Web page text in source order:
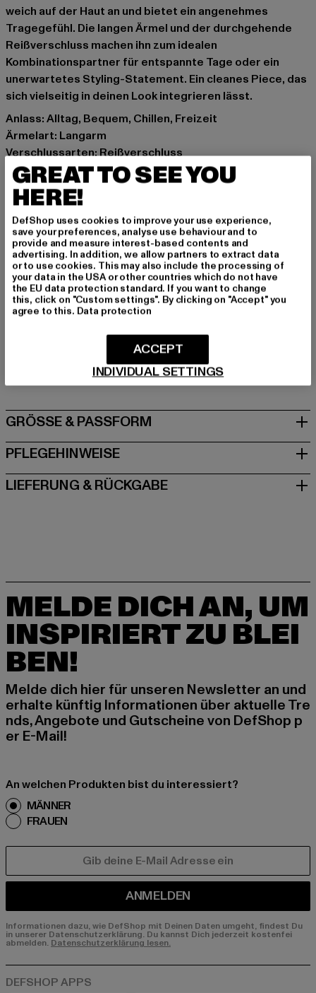
weich auf der Haut an und bietet ein angenehmes
Tragegefühl. Die langen Ärmel und der durchgehende
Reißverschluss machen ihn zum idealen
Kombinationspartner für entspannte Tage oder ein
unerwartetes Styling-Statement. Ein cleanes Piece, das
sich vielseitig in deinen Look integrieren lässt.
Anlass: Alltag, Bequem, Chillen, Freizeit
Ärmelart: Langarm
Verschlussarten: Reißverschluss
Details: Brandlogo, Rippstrickbündchen,
Einschubtaschen
Schnitt: schmal
Marke: Juicy Couture
Kat.: Sweat & Fleece - Hoodies Zipthrough
Farbe: grün
Hersteller Farbe: greyed jade
Materialzusammensetzung: 95% Polyester, 5%
Baumwolle
support@juicycouture.com
Schnellgasse 2 | 52249 Eschweiler | DE
GRÖSSE & PASSFORM
PFLEGEHINWEISE
LIEFERUNG & RÜCKGABE
MELDE DICH AN, UM
INSPIRIERT ZU BLEI
BEN!
Melde dich hier für unseren Newsletter an und
erhalte künftig Informationen über aktuelle Tre
nds, Angebote und Gutscheine von DefShop p
er E-Mail!
An welchen Produkten bist du interessiert?
MÄNNER
FRAUEN
ANMELDEN
Informationen dazu, wie DefShop mit Deinen Daten umgeht, findest Du
in unserer Datenschutzerklärung. Du kannst Dich jederzeit kostenfei
abmelden. Datenschutzerklärung lesen.
GREAT TO SEE YOU
HERE!
DefShop uses cookies to improve your use experience,
save your preferences, analyse use behaviour and to
provide and measure interest-based contents and
advertising. In addition, we allow partners to extract data
or to use cookies. This may also include the processing of
your data in the USA or other countries which do not have
the EU data protection standard. If you want to change
this, click on "Custom settings". By clicking on "Accept" you
agree to this. Data protection
INDIVIDUAL SETTINGS
ACCEPT